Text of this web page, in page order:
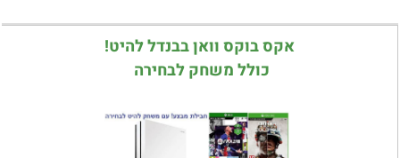
אקס בוקס וואן בבנדל להיט!
כולל משחק לבחירה